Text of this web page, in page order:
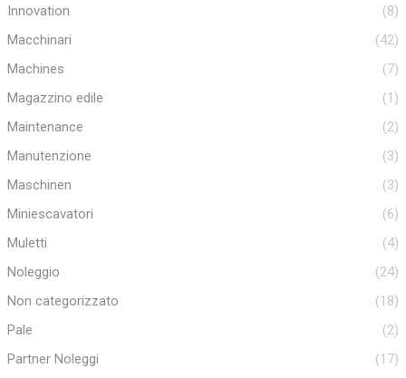
Innovation
(8)
Macchinari
(42)
Machines
(7)
Magazzino edile
(1)
Maintenance
(2)
Manutenzione
(3)
Maschinen
(3)
Miniescavatori
(6)
Muletti
(4)
Noleggio
(24)
Non categorizzato
(18)
Pale
(2)
Partner Noleggi
(17)